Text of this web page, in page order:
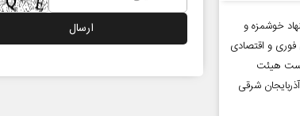
کنم؟ | ۲۰ پیشنهاد خوشمزه و
فوری و اقتصادی
هیئت
شرقی